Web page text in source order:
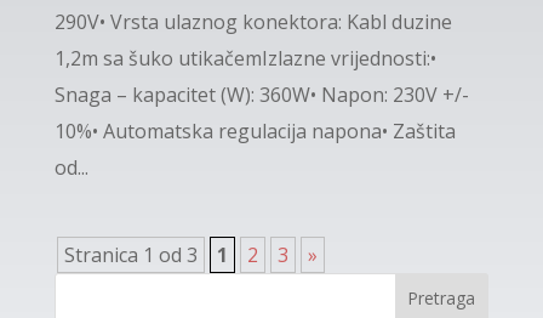
290V• Vrsta ulaznog konektora: Kabl duzine
1,2m sa šuko utikačemIzlazne vrijednosti:•
Snaga – kapacitet (W): 360W• Napon: 230V +/-
10%• Automatska regulacija napona• Zaštita
od...
Stranica 1 od 3 1 2 3 »
Pretraga